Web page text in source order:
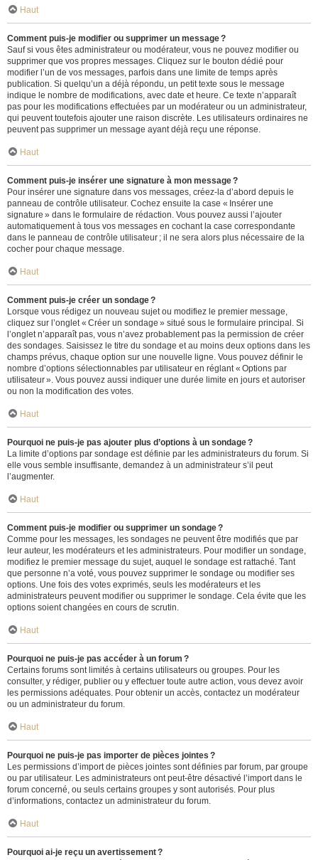
Haut
Comment puis-je modifier ou supprimer un message ?
Sauf si vous êtes administrateur ou modérateur, vous ne pouvez modifier ou
supprimer que vos propres messages. Cliquez sur le bouton dédié pour
modifier l’un de vos messages, parfois dans une limite de temps après
publication. Si quelqu’un a déjà répondu, un petit texte sous le message
indique le nombre de modifications, avec date et heure. Ce texte n’apparaît
pas pour les modifications effectuées par un modérateur ou un administrateur,
qui peuvent toutefois ajouter une raison discrète. Les utilisateurs ordinaires ne
peuvent pas supprimer un message ayant déjà reçu une réponse.
Haut
Comment puis-je insérer une signature à mon message ?
Pour insérer une signature dans vos messages, créez-la d’abord depuis le
panneau de contrôle utilisateur. Cochez ensuite la case « Insérer une
signature » dans le formulaire de rédaction. Vous pouvez aussi l’ajouter
automatiquement à tous vos messages en cochant la case correspondante
dans le panneau de contrôle utilisateur ; il ne sera alors plus nécessaire de la
cocher pour chaque message.
Haut
Comment puis-je créer un sondage ?
Lorsque vous rédigez un nouveau sujet ou modifiez le premier message,
cliquez sur l’onglet « Créer un sondage » situé sous le formulaire principal. Si
l’onglet n’apparaît pas, vous n’avez probablement pas la permission de créer
des sondages. Saisissez le titre du sondage et au moins deux options dans les
champs prévus, chaque option sur une nouvelle ligne. Vous pouvez définir le
nombre d’options sélectionnables par utilisateur en réglant « Options par
utilisateur ». Vous pouvez aussi indiquer une durée limite en jours et autoriser
ou non la modification des votes.
Haut
Pourquoi ne puis-je pas ajouter plus d’options à un sondage ?
La limite d’options par sondage est définie par les administrateurs du forum. Si
elle vous semble insuffisante, demandez à un administrateur s’il peut
l’augmenter.
Haut
Comment puis-je modifier ou supprimer un sondage ?
Comme pour les messages, les sondages ne peuvent être modifiés que par
leur auteur, les modérateurs et les administrateurs. Pour modifier un sondage,
modifiez le premier message du sujet, auquel le sondage est rattaché. Tant
que personne n’a voté, vous pouvez supprimer le sondage ou modifier ses
options. Une fois des votes exprimés, seuls les modérateurs et les
administrateurs peuvent modifier ou supprimer le sondage. Cela évite que les
options soient changées en cours de scrutin.
Haut
Pourquoi ne puis-je pas accéder à un forum ?
Certains forums sont limités à certains utilisateurs ou groupes. Pour les
consulter, y rédiger, publier ou y effectuer toute autre action, vous devez avoir
les permissions adéquates. Pour obtenir un accès, contactez un modérateur
ou un administrateur du forum.
Haut
Pourquoi ne puis-je pas importer de pièces jointes ?
Les permissions d’import de pièces jointes sont définies par forum, par groupe
ou par utilisateur. Les administrateurs ont peut-être désactivé l’import dans le
forum concerné, ou seuls certains groupes y sont autorisés. Pour plus
d’informations, contactez un administrateur du forum.
Haut
Pourquoi ai-je reçu un avertissement ?